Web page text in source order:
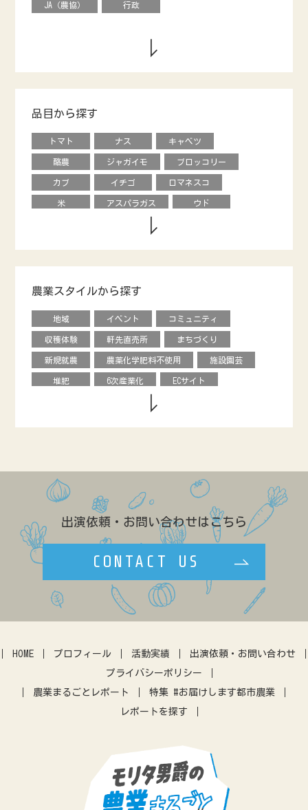
JA（農協） 行政
品目から探す
トマト ナス キャベツ
酪農 ジャガイモ ブロッコリー
カブ イチゴ ロマネスコ
米 アスパラガス ウド
オクラ ナシ ブドウ
レタス ピーマン
馬 烏骨鶏 オリーブ
キュウリ エディブルフラワー 花き
クリ オータムポエム ニンジン
バナナ アローカナ 造園
養豚
農業スタイルから探す
地域 イベント コミュニティ
収穫体験 軒先直売所 まちづくり
新規就農 農薬化学肥料不使用 施設園芸
堆肥 6次産業化 ECサイト
レストラン GAP
キャリア ネパール
効率化 農政 ブランディング
ゲストハウス 学生 八百屋
民設直売所 少量多品目
マルシェ 伝統野菜
田んぼ体験 農地問題
アーバンファーミング 古民家 体験農園
アプリ 農業振興
差別化 営農指導 農機
出演依頼・お問い合わせはこちら
CONTACT US
HOME プロフィール 活動実績
出演依頼・お問い合わせ
プライバシーポリシー
農業まるごとレポート
特集 #お届けします都市農業
レポートを探す